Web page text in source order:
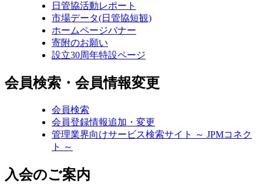
日管協活動レポート
市場データ(日管協短観)
ホームページバナー
寄附のお願い
設立30周年特設ページ
会員検索・会員情報変更
会員検索
会員登録情報追加・変更
管理業界向けサービス検索サイト ～ JPMコネク
ト ～
入会のご案内